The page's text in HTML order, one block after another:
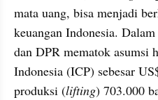
mata uang, bisa menjadi
keuangan Indonesia.
dan DPR mematok asumsi
Indonesia (ICP) sebesar
produksi (lifting) 703.000